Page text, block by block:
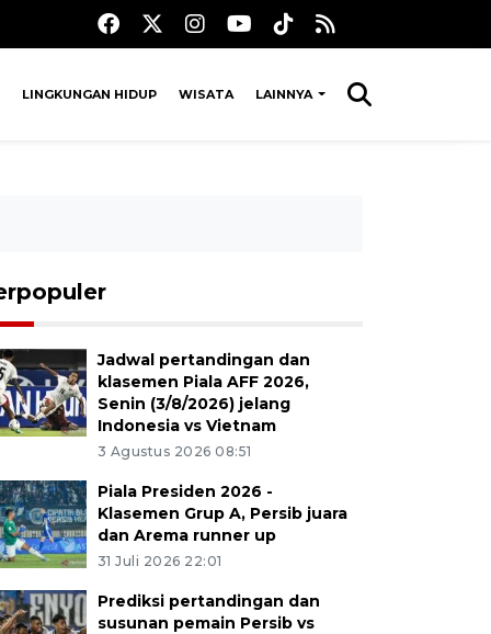
LINGKUNGAN HIDUP WISATA LAINNYA
Jadwal pertandingan dan
klasemen Piala AFF 2026,
Senin (3/8/2026) jelang
Indonesia vs Vietnam
3 Agustus 2026 08:51
Piala Presiden 2026 -
Klasemen Grup A, Persib juara
dan Arema runner up
31 Juli 2026 22:01
Prediksi pertandingan dan
susunan pemain Persib vs